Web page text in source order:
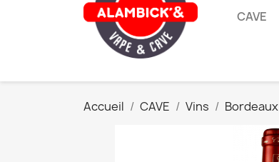
CAVE
Accueil CAVE Vins Bordeaux